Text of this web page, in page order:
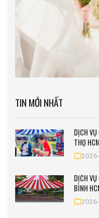
TIN MỚI NHẤT
DỊCH
THỌ
DỊCH
BÌNH